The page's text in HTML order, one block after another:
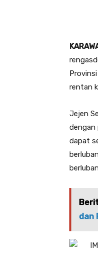
rentan
Jejen
dengan
dapat
dan